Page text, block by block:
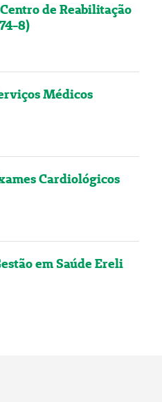
de Reabilitação
8)
Médicos
Cardiológicos
em Saúde Ereli